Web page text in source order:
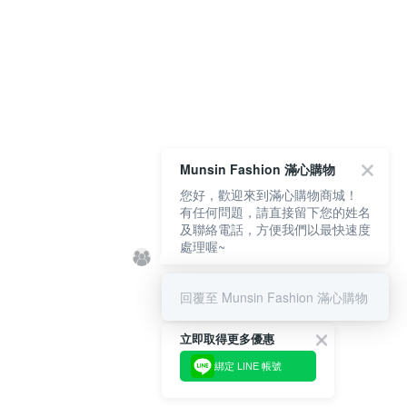
立即取得更多優惠
綁定 LINE 帳號
Munsin Fashion 滿心購物
您好，歡迎來到滿心購物商城！
有任何問題，請直接留下您的姓名
及聯絡電話，方便我們以最快速度
處理喔~
回覆至 Munsin Fashion 滿心購物